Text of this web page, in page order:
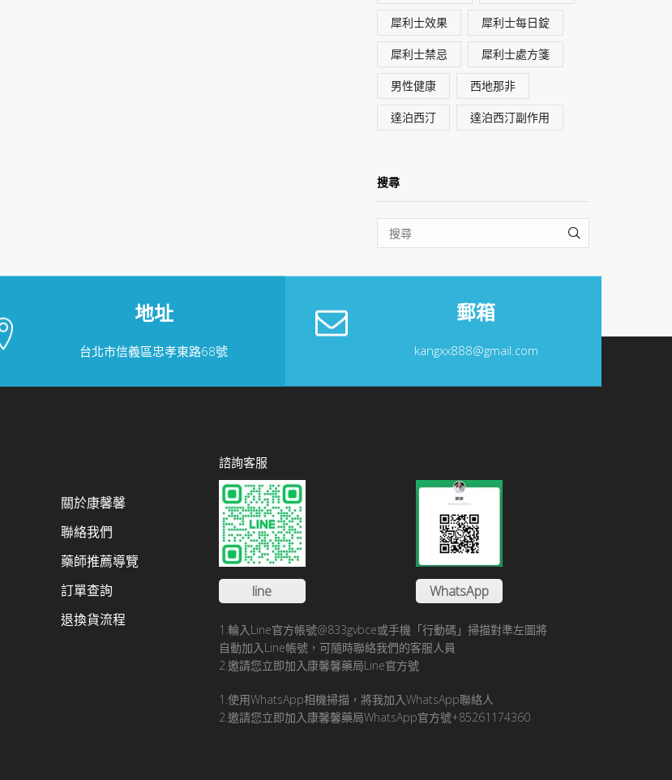
犀利士效果 犀利士每日錠
犀利士禁忌 犀利士處方箋
男性健康 西地那非
達泊西汀 達泊西汀副作用
搜尋
SEARCH
地址
台北市信義區忠孝東路68號
郵箱
kangxx888@gmail.com
關於康馨馨
聯絡我們
藥師推薦導覽
訂單查詢
退換貨流程
諮詢客服
line WhatsApp
1.輪入Line官方帳號@833gvbce或手機「行動碼」掃描對準左圖將
自動加入Line帳號，可隨時聯絡我們的客服人員
2.邀請您立即加入康馨馨藥局Line官方號
1.使用WhatsApp相機掃描，將我加入WhatsApp聯絡人
2.邀請您立即加入康馨馨藥局WhatsApp官方號+85261174360